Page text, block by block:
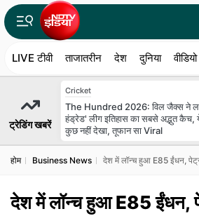
LIVE टीवी ताजातरीन देश दुनिया वीडियो
ट्रेडिंग खबरें
Cricket
The Hundred 2026: विल जैक्स ने
हंड्रेड' लीग इतिहास का सबसे अद्भुत कैच,
कुछ नहीं देखा, तूफान सा Viral
होम Business News देश में लॉन्च हुआ E85 ईंधन,
देश में लॉन्च हुआ E85 ईंधन,